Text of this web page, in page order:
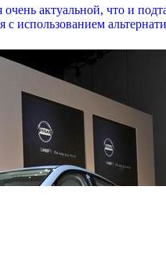
актуальной, что и
использованием